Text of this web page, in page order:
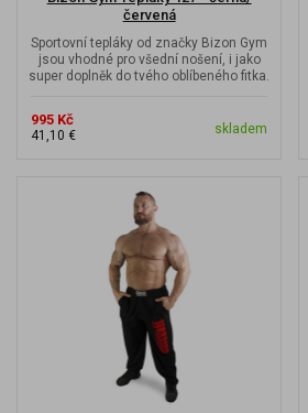
červená
Sportovní tepláky od značky Bizon Gym
jsou vhodné pro všední nošení, i jako
super doplněk do tvého oblíbeného fitka.
995 Kč
41,10 € skladem